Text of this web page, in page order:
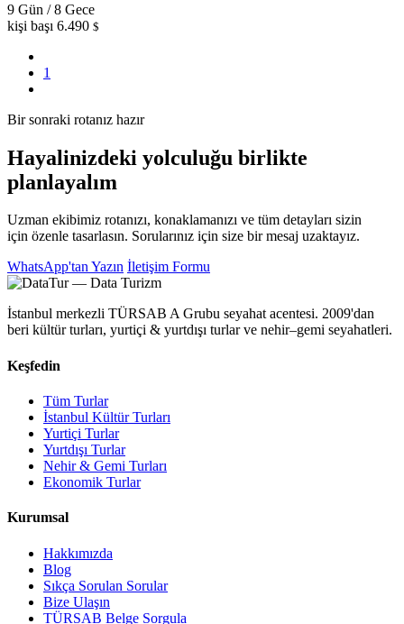
9 Gün / 8 Gece
kişi başı 6.490 $
1
Bir sonraki rotanız hazır
Hayalinizdeki yolculuğu birlikte
planlayalım
Uzman ekibimiz rotanızı, konaklamanızı ve tüm detayları sizin
için özenle tasarlasın. Sorularınız için size bir mesaj uzaktayız.
WhatsApp'tan Yazın İletişim Formu
İstanbul merkezli TÜRSAB A Grubu seyahat acentesi. 2009'dan
beri kültür turları, yurtiçi & yurtdışı turlar ve nehir–gemi seyahatleri.
Keşfedin
Tüm Turlar
İstanbul Kültür Turları
Yurtiçi Turlar
Yurtdışı Turlar
Nehir & Gemi Turları
Ekonomik Turlar
Kurumsal
Hakkımızda
Blog
Sıkça Sorulan Sorular
Bize Ulaşın
TÜRSAB Belge Sorgula